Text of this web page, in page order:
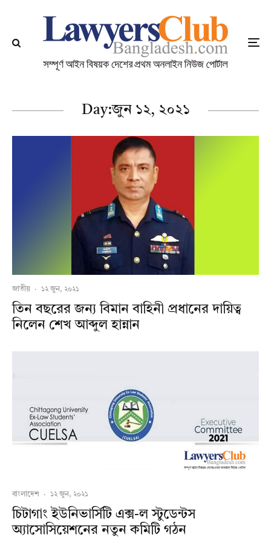
Day:জুন ১২, ২০২১
জাতীয় · ১২ জুন, ২০২১
তিন বছরের জন্য বিমান বাহিনী প্রধানের দায়িত্ব
নিলেন শেখ আব্দুল হান্নান
বাংলাদেশ · ১২ জুন, ২০২১
চিটাগাং ইউনিভার্সিটি এক্স-ল স্টুডেন্টস
অ্যাসোসিয়েশনের নতুন কমিটি গঠন